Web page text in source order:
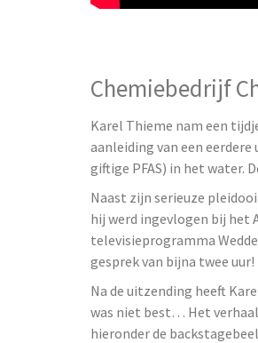
Chemiebedrijf C
Karel Thieme nam een
aanleiding van een
giftige PFAS) in het water.
Naast zijn serieuze
hij werd ingevlogen bij het
televisieprogramma
gesprek van bijna twee
Na de uitzending heeft
was niet best… Het
hieronder de